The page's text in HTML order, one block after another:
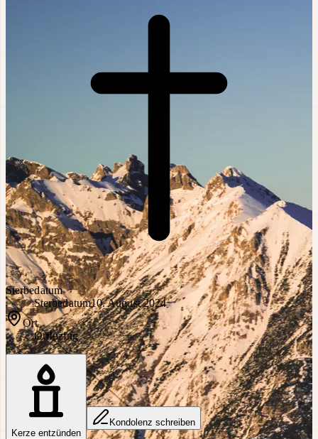
Sterbedatum
Sterbedatum10. August 2024
Ort
OrtInzing
Kerze entzünden
Kondolenz schreiben